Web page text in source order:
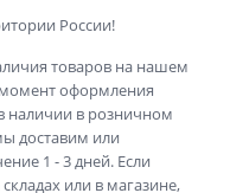
России!
товаров на нашем
момент оформления
наличии в розничном
доставим или
1 - 3 дней. Если
или в магазине,